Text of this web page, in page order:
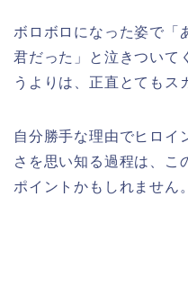
ボロボロになった姿で「
君だった」と泣きついて
うよりは、正直とてもス
自分勝手な理由でヒロイ
さを思い知る過程は、こ
ポイントかもしれません。